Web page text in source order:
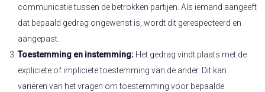
communicatie tussen de betrokken partijen. Als iemand aangeeft
dat bepaald gedrag ongewenst is, wordt dit gerespecteerd en
aangepast.
Toestemming en instemming: Het gedrag vindt plaats met de
expliciete of impliciete toestemming van de ander. Dit kan
variëren van het vragen om toestemming voor bepaalde